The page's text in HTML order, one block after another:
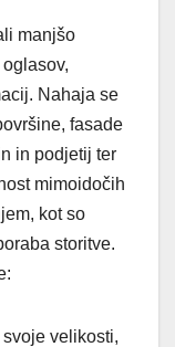
manjšo
Nahaja se
fasade
in podjetij ter
mimoidočih
kot so
storitve.
velikosti,